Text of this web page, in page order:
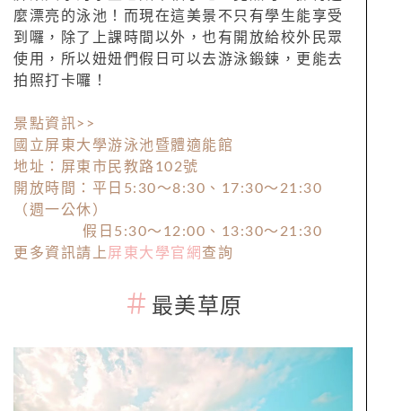
麼漂亮的泳池！而現在這美景不只有學生能享受
到囉，除了上課時間以外，也有開放給校外民眾
使用，所以妞妞們假日可以去游泳鍛鍊，更能去
拍照打卡囉！
景點資訊>>
國立屏東大學游泳池暨體適能館
地址：屏東市民教路102號
開放時間：平日5:30～8:30、17:30～21:30
（週一公休）
假日5:30～12:00、13:30～21:30
更多資訊請上屏東大學官網 查詢
＃ 最美草原